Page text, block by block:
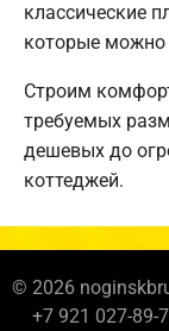
классические
которые можно
Строим
требуемых
дешевых до
коттеджей.
© 2026
+7 921 027-89-